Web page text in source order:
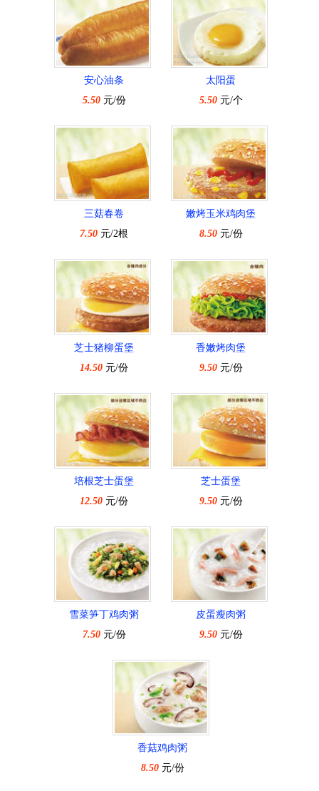
安心油条
5.50元/份
太阳蛋
5.50元/个
三菇春卷
7.50 元/2根
嫩烤玉米鸡肉堡
8.50元/份
芝士猪柳蛋堡
14.50 元/份
香嫩烤肉堡
9.50元/份
培根芝士蛋堡
12.50 元/份
芝士蛋堡
9.50元/份
雪菜笋丁鸡肉粥
7.50元/份
皮蛋瘦肉粥
9.50元/份
香菇鸡肉粥
8.50元/份